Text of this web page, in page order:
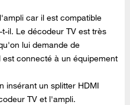
car il est compatible
il. Le décodeur TV est très
lui demande de
connecté à un équipement
insérant un splitter HDMI
TV et l'ampli.